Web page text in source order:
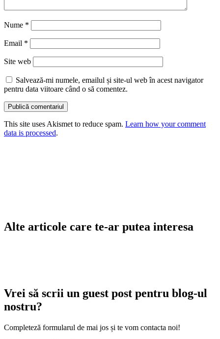
Nume *
Email *
Site web
Salvează-mi numele, emailul și site-ul web în acest navigator
pentru data viitoare când o să comentez.
This site uses Akismet to reduce spam. Learn how your comment
data is processed.
Alte articole care te-ar putea interesa
Vrei să scrii un guest post pentru blog-ul
nostru?
Completeză formularul de mai jos și te vom contacta noi!